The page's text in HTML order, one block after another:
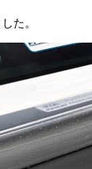
た。